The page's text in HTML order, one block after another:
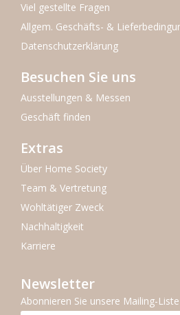
Viel gestellte Fragen
Allgem. Geschäfts- &
Datenschutzerklärung
Besuchen Sie uns
Ausstellungen & Messen
Geschäft finden
Extras
Über Home Society
Team & Vertretung
Wohltätiger Zweck
Nachhaltigkeit
Karriere
Newsletter
Abonnieren Sie unsere Mailing-Liste